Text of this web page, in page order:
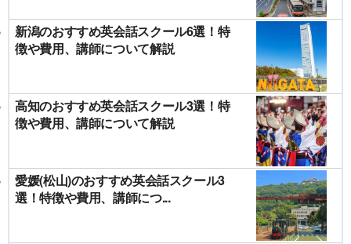
新潟のおすすめ英会話スクール6選！特
徴や費用、講師について解説
高知のおすすめ英会話スクール3選！特
徴や費用、講師について解説
愛媛(松山)のおすすめ英会話スクール3
選！特徴や費用、講師につ...